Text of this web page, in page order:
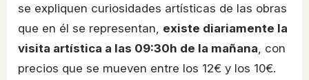
se expliquen curiosidades artísticas de las obras
que en él se representan, existe diariamente la
visita artística a las 09:30h de la mañana , con
precios que se mueven entre los 12€ y los 10€.